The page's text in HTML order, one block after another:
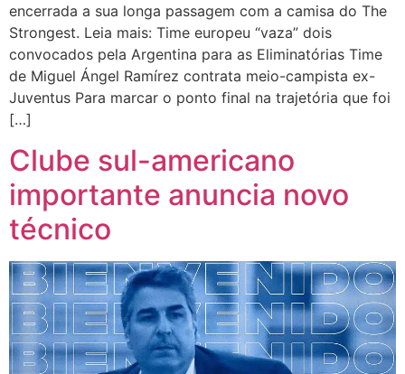
encerrada a sua longa passagem com a camisa do The
Strongest. Leia mais: Time europeu “vaza” dois
convocados pela Argentina para as Eliminatórias Time
de Miguel Ángel Ramírez contrata meio-campista ex-
Juventus Para marcar o ponto final na trajetória que foi
[…]
Clube sul-americano
importante anuncia novo
técnico